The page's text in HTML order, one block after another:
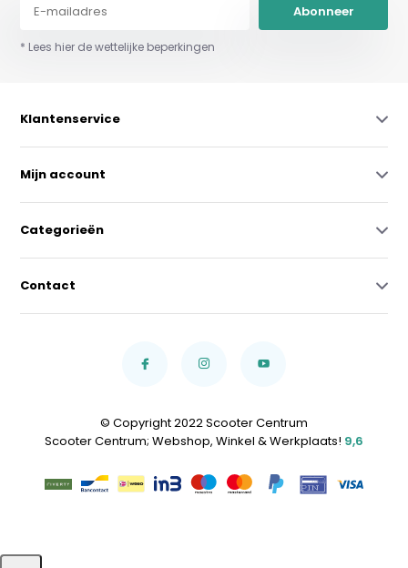
Abonneer
* Lees hier de wettelijke beperkingen
Klantenservice
Mijn account
Categorieën
Contact
© Copyright 2022 Scooter Centrum
Scooter Centrum; Webshop, Winkel & Werkplaats! 9,6